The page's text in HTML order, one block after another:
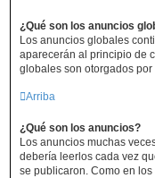
¿Qué son los anuncios
Los anuncios globales
aparecerán al principio de
globales son otorgados
Arriba
¿Qué son los anuncios?
Los anuncios muchas
debería leerlos cada vez
se publicaron. Como en